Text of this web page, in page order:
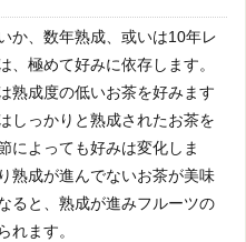
か、数年熟成、或いは10年レ
、極めて好みに依存します。
熟成度の低いお茶を好みます
しっかりと熟成されたお茶を
によっても好みは変化しま
熟成が進んでないお茶が美味
ると、熟成が進みフルーツの
れます。